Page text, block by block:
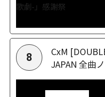
8
CxM
JAPAN 全曲